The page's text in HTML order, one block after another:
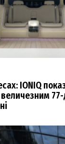
IONIQ
величезним